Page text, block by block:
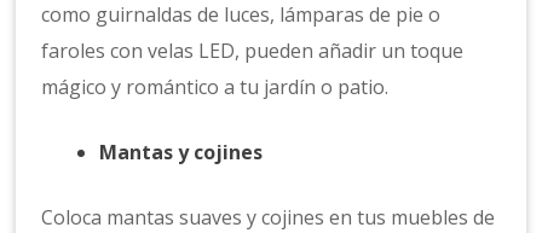
como guirnaldas de luces, lámparas de pie o
faroles con velas LED, pueden añadir un toque
mágico y romántico a tu jardín o patio.
Mantas y cojines
Coloca mantas suaves y cojines en tus muebles de